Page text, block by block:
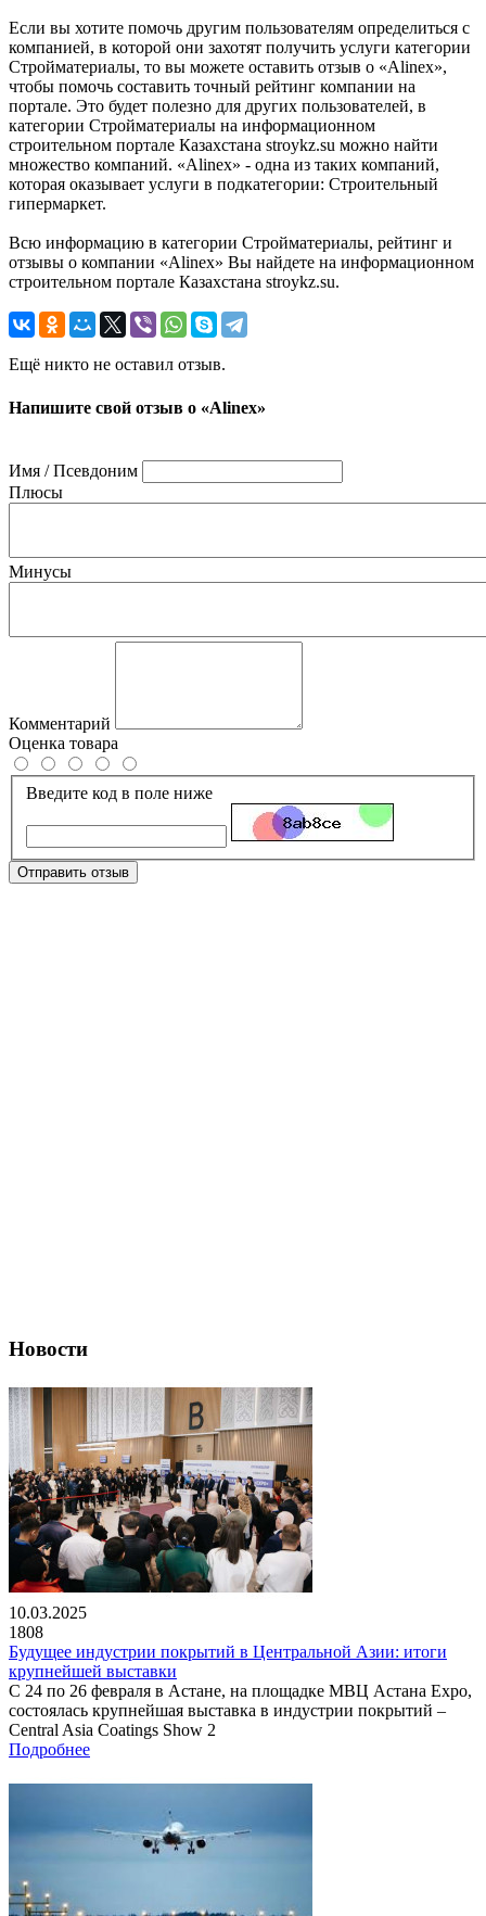
Если вы хотите помочь другим пользователям определиться с
компанией, в которой они захотят получить услуги категории
Стройматериалы, то вы можете оставить отзыв о «Alinex»,
чтобы помочь составить точный рейтинг компании на
портале. Это будет полезно для других пользователей, в
категории Стройматериалы на информационном
строительном портале Казахстана stroykz.su можно найти
множество компаний. «Alinex» - одна из таких компаний,
которая оказывает услуги в подкатегории: Строительный
гипермаркет.
Всю информацию в категории Стройматериалы, рейтинг и
отзывы о компании «Alinex» Вы найдете на информационном
строительном портале Казахстана stroykz.su.
Ещё никто не оставил отзыв.
Напишите свой отзыв о «Alinex»
Имя / Псевдоним
Плюсы
Минусы
Комментарий
Оценка товара
Введите код в поле ниже
Отправить отзыв
Новости
10.03.2025
1808
Будущее индустрии покрытий в Центральной Азии: итоги
крупнейшей выставки
С 24 по 26 февраля в Астане, на площадке МВЦ Астана Expo,
состоялась крупнейшая выставка в индустрии покрытий –
Central Asia Coatings Show 2
Подробнее